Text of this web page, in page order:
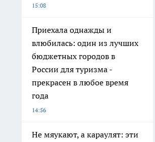
15:08
Приехала однажды и
влюбилась: один из лучших
бюджетных городов в
России для туризма -
прекрасен в любое время
года
14:56
Не мяукают, а караулят: эти